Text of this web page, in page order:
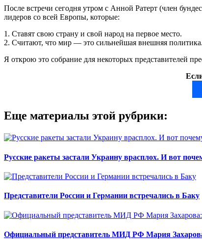
После встречи сегодня утром с Анной Ратерт (член
лидеров со всей Европы, которые:
1. Ставят свою страну и свой народ на первое место.
2. Считают, что мир — это сильнейшая внешняя политика.
Я открою это собрание для некоторых представителей
Еще материалы этой рубрики:
Русские ракеты застали Украину врасплох. И вот
Представители России и Германии встречались в Баку
Официальный представитель МИД РФ Мария